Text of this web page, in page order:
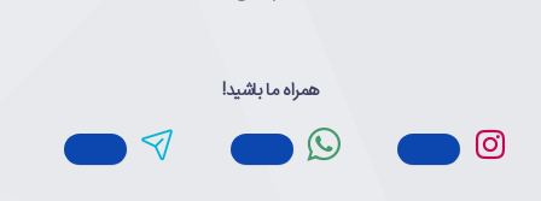
وضوح 4 برابر فول اچ دی
همراه ما باشید!